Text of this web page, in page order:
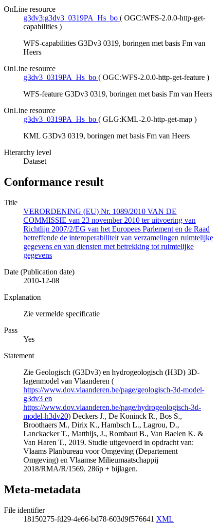
OnLine resource
g3dv3:g3dv3_0319PA_Hs_bo ( OGC:WFS-2.0.0-http-get-
capabilities )
WFS-capabilities G3Dv3 0319, boringen met basis Fm van
Heers
OnLine resource
g3dv3_0319PA_Hs_bo ( OGC:WFS-2.0.0-http-get-feature )
WFS-feature G3Dv3 0319, boringen met basis Fm van Heers
OnLine resource
g3dv3_0319PA_Hs_bo ( GLG:KML-2.0-http-get-map )
KML G3Dv3 0319, boringen met basis Fm van Heers
Hierarchy level
Dataset
Conformance result
Title
VERORDENING (EU) Nr. 1089/2010 VAN DE
COMMISSIE van 23 november 2010 ter uitvoering van
Richtlijn 2007/2/EG van het Europees Parlement en de Raad
betreffende de interoperabiliteit van verzamelingen ruimtelijke
gegevens en van diensten met betrekking tot ruimtelijke
gegevens
Date (Publication date)
2010-12-08
Explanation
Zie vermelde specificatie
Pass
Yes
Statement
Zie Geologisch (G3Dv3) en hydrogeologisch (H3D) 3D-
lagenmodel van Vlaanderen (
https://www.dov.vlaanderen.be/page/geologisch-3d-model-
g3dv3 en
https://www.dov.vlaanderen.be/page/hydrogeologisch-3d-
model-h3dv20) Deckers J., De Koninck R., Bos S.,
Broothaers M., Dirix K., Hambsch L., Lagrou, D.,
Lanckacker T., Matthijs, J., Rombaut B., Van Baelen K. &
Van Haren T., 2019. Studie uitgevoerd in opdracht van:
Vlaams Planbureau voor Omgeving (Departement
Omgeving) en Vlaamse Milieumaatschappij
2018/RMA/R/1569, 286p + bijlagen.
Meta-metadata
File identifier
18150275-fd29-4e66-bd78-603d9f576641 XML